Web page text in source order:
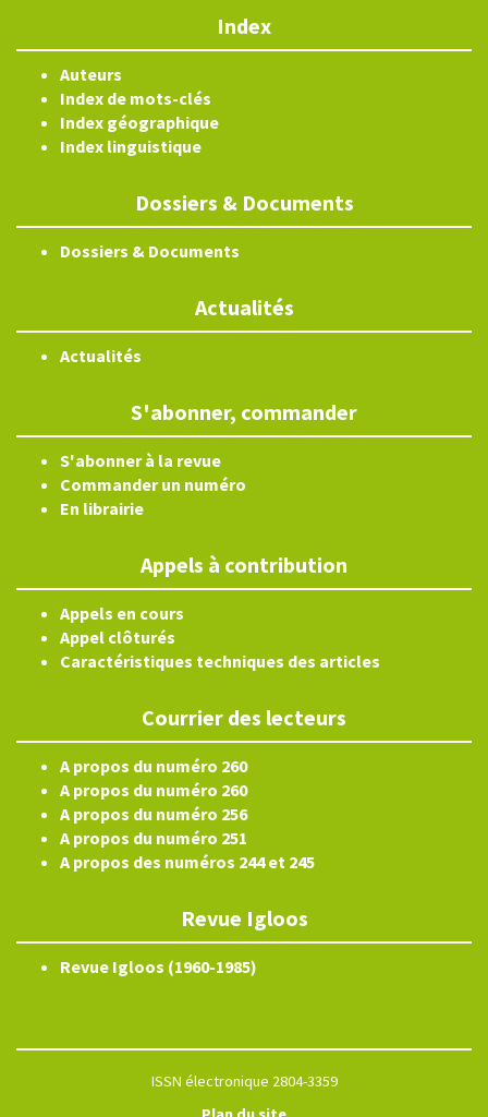
Index
Auteurs
Index de mots-clés
Index géographique
Index linguistique
Dossiers & Documents
Dossiers & Documents
Actualités
Actualités
S'abonner, commander
S'abonner à la revue
Commander un numéro
En librairie
Appels à contribution
Appels en cours
Appel clôturés
Caractéristiques techniques des articles
Courrier des lecteurs
A propos du numéro 260
A propos du numéro 260
A propos du numéro 256
A propos du numéro 251
A propos des numéros 244 et 245
Revue Igloos
Revue Igloos (1960-1985)
ISSN électronique 2804-3359